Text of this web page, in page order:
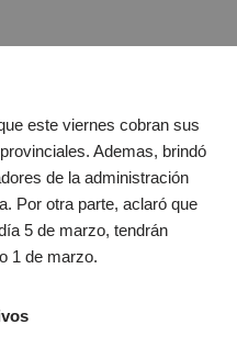
este viernes cobran sus
Ademas, brindó
de la administración
Por otra parte, aclaró que
5 de marzo, tendrán
1 de marzo.